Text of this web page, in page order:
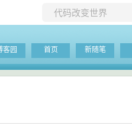
客园 首页 新随笔